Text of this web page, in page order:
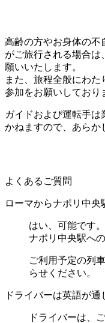
高齢の方やお身体の不
がご旅行される場合は
願いいたします。
また、旅程全般にわ
参加をお願いしており
ガイドおよび運転手は
かねますので、あらか
よくあるご質問
ローマからナポリ中央
はい、可能です
ナポリ中央駅へ
ご利用予定の列
らせください。
ドライバーは英語が通
ドライバーは、